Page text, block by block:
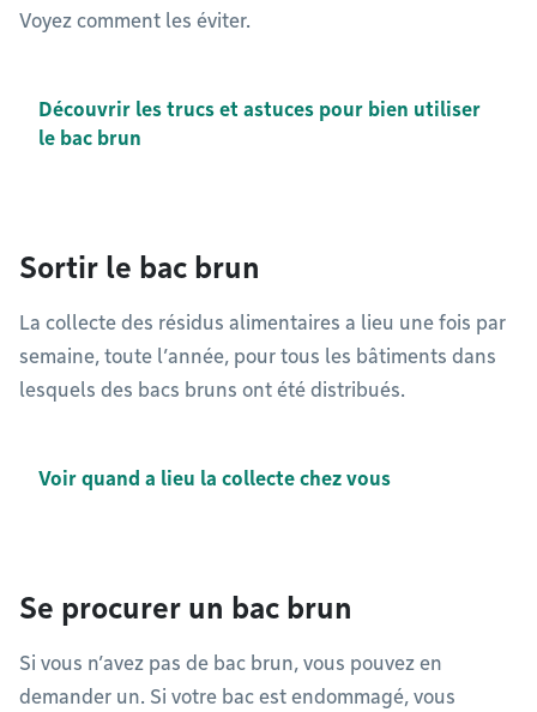
Voyez comment les éviter.
Découvrir les trucs et astuces pour bien utiliser
le bac brun
Sortir le bac brun
La collecte des résidus alimentaires a lieu une fois par
semaine, toute l’année, pour tous les bâtiments dans
lesquels des bacs bruns ont été distribués.
Voir quand a lieu la collecte chez vous
Se procurer un bac brun
Si vous n’avez pas de bac brun, vous pouvez en
demander un. Si votre bac est endommagé, vous